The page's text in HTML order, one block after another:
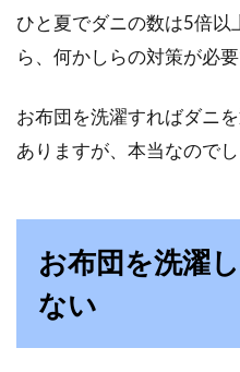
ベッド
ッドを使
ひと夏でダニの数は5倍以
ら、何かしらの対策が必要
お布団を洗濯すればダニ
ありますが、本当なのでし
お布団を洗濯
ない